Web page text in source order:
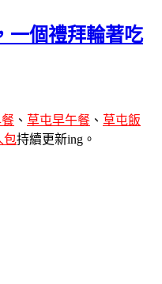
一個禮拜輪著吃
、 草屯早午餐 、 草屯飯
包持續更新ing。